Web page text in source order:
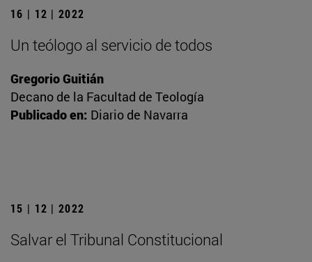
16 | 12 | 2022
Un teólogo al servicio de todos
Gregorio Guitián
Decano de la Facultad de Teología
Publicado en: Diario de Navarra
15 | 12 | 2022
Salvar el Tribunal Constitucional